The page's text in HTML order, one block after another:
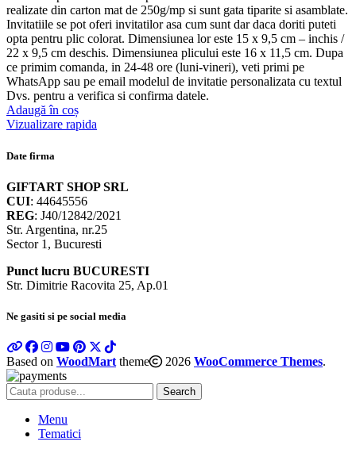
realizate din carton mat de 250g/mp si sunt gata tiparite si asamblate.
Invitatiile se pot oferi invitatilor asa cum sunt dar daca doriti puteti
opta pentru plic colorat. Dimensiunea lor este 15 x 9,5 cm – inchis /
22 x 9,5 cm deschis. Dimensiunea plicului este 16 x 11,5 cm. Dupa
ce primim comanda, in 24-48 ore (luni-vineri), veti primi pe
WhatsApp sau pe email modelul de invitatie personalizata cu textul
Dvs. pentru a verifica si confirma datele.
Adaugă în coș
Vizualizare rapida
Date firma
GIFTART SHOP SRL
CUI: 44645556
REG: J40/12842/2021
Str. Argentina, nr.25
Sector 1, Bucuresti
Punct lucru BUCURESTI
Str. Dimitrie Racovita 25, Ap.01
Ne gasiti si pe social media
Based on WoodMart theme 2026 WooCommerce Themes.
Search
Menu
Tematici